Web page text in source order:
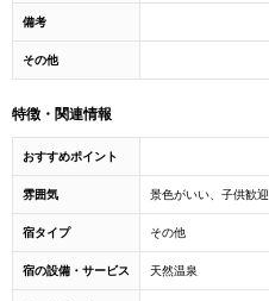
備考
その他
特徴・関連情報
おすすめポイント
雰囲気 景色がいい、子供歓迎
宿タイプ その他
宿の設備・サービス 天然温泉